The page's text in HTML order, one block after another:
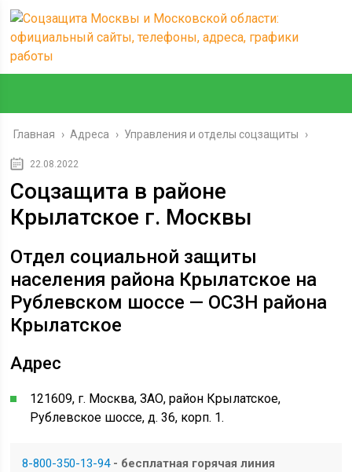
Главная › Адреса › Управления и отделы соцзащиты ›
22.08.2022
Соцзащита в районе
Крылатское г. Москвы
Отдел социальной защиты
населения района Крылатское на
Рублевском шоссе — ОСЗН района
Крылатское
Адрес
121609, г. Москва, ЗАО, район Крылатское,
Рублевское шоссе, д. 36, корп. 1.
8-800-350-13-94- бесплатная горячая линия